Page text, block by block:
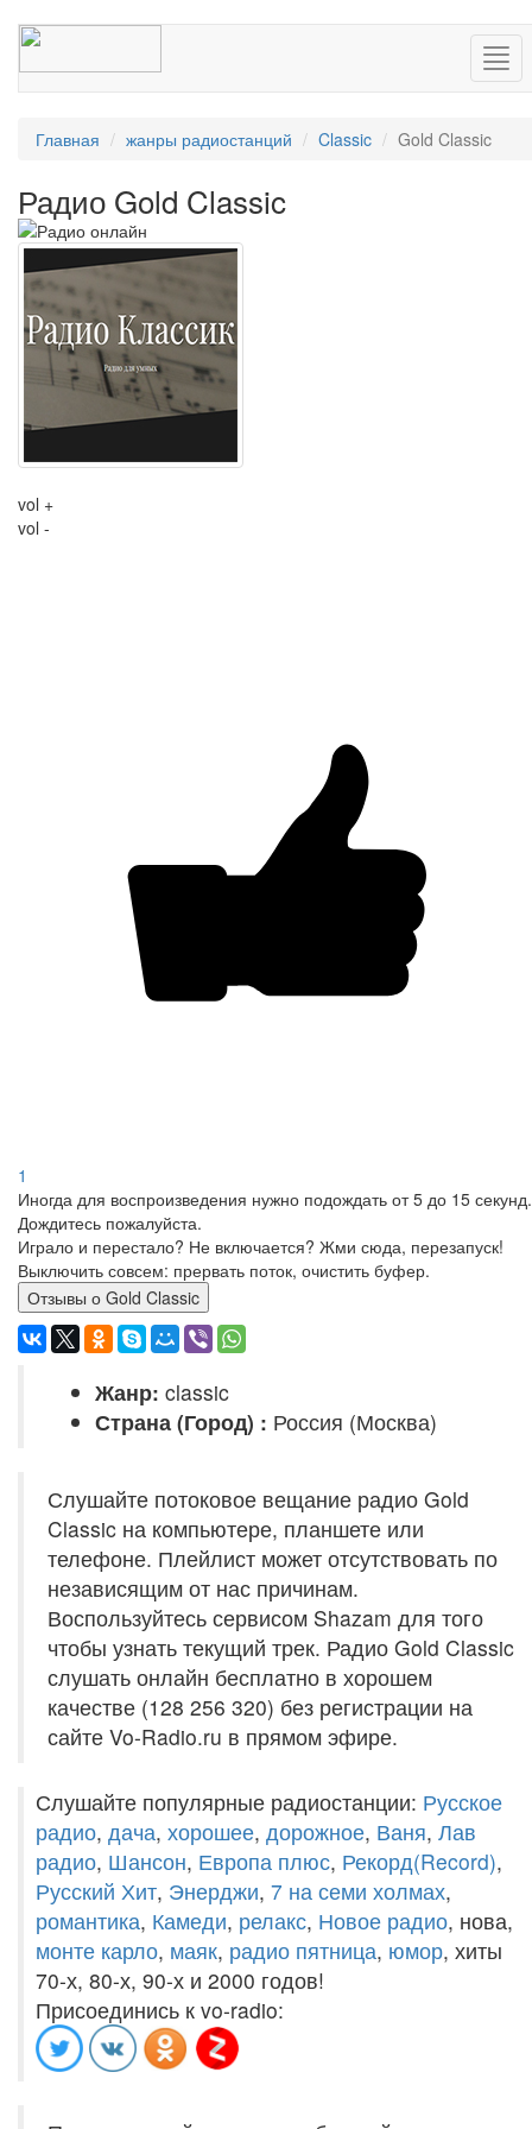
Главная жанры радиостанций Classic Gold Classic
Радио Gold Classic
vol +
vol -
1
Иногда для воспроизведения нужно подождать от 5 до 15 секунд.
Дождитесь пожалуйста.
Играло и перестало? Не включается? Жми сюда, перезапуск!
Выключить совсем: прервать поток, очистить буфер.
Отзывы о Gold Classic
Жанр: classic
Страна (Город) : Россия (Москва)
Слушайте потоковое вещание радио Gold
Classic на компьютере, планшете или
телефоне. Плейлист может отсутствовать по
независящим от нас причинам.
Воспользуйтесь сервисом Shazam для того
чтобы узнать текущий трек. Радио Gold Classic
слушать онлайн бесплатно в хорошем
качестве (128 256 320) без регистрации на
сайте Vo-Radio.ru в прямом эфире.
Слушайте популярные радиостанции: Русское
радио, дача, хорошее, дорожное, Ваня, Лав
радио, Шансон, Европа плюс, Рекорд(Record),
Русский Хит, Энерджи, 7 на семи холмах,
романтика, Камеди, релакс, Новое радио, нова,
монте карло, маяк, радио пятница, юмор, хиты
70-х, 80-х, 90-х и 2000 годов!
Присоединись к vo-radio: